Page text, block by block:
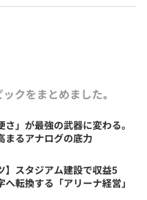
クをまとめました｡
」が最強の武器に変わる。
まるアナログの底力
】スタジアム建設で収益5
転換する「アリーナ経営」